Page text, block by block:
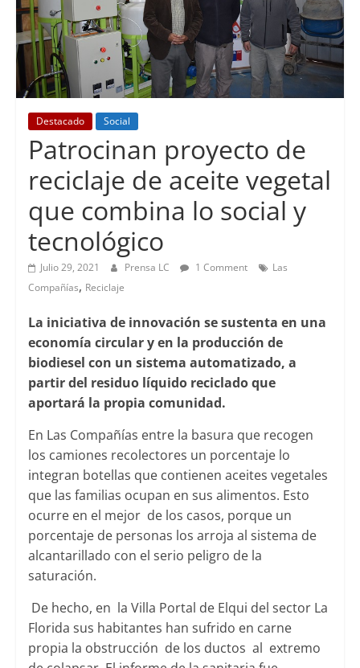
Destacado Social
Patrocinan proyecto de
reciclaje de aceite vegetal
que combina lo social y
tecnológico
Julio 29, 2021 Prensa LC 1 Comment
Las
Compañías, Reciclaje
La iniciativa de innovación se sustenta en una
economía circular y en la producción de
biodiesel con un sistema automatizado, a
partir del residuo líquido reciclado que
aportará la propia comunidad.
En Las Compañías entre la basura que recogen
los camiones recolectores un porcentaje lo
integran botellas que contienen aceites vegetales
que las familias ocupan en sus alimentos. Esto
ocurre en el mejor de los casos, porque un
porcentaje de personas los arroja al sistema de
alcantarillado con el serio peligro de la
saturación.
De hecho, en la Villa Portal de Elqui del sector La
Florida sus habitantes han sufrido en carne
propia la obstrucción de los ductos al extremo